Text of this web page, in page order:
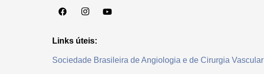
Links úteis:
Sociedade Brasileira de Angiologia e de Cirurgia Vascular